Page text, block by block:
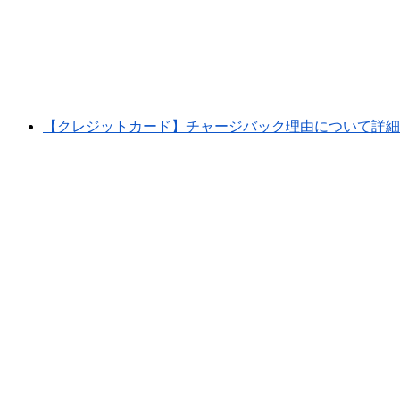
【クレジットカード】チャージバック理由について詳